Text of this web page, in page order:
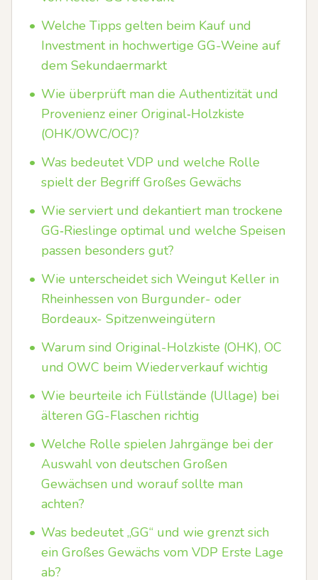
• Welche Tipps gelten beim Kauf und
Investment in hochwertige GG-Weine auf
dem Sekundaermarkt
• Wie überprüft man die Authentizität und
Provenienz einer Original‑Holzkiste
(OHK/OWC/OC)?
• Was bedeutet VDP und welche Rolle
spielt der Begriff Großes Gewächs
• Wie serviert und dekantiert man trockene
GG‑Rieslinge optimal und welche Speisen
passen besonders gut?
• Wie unterscheidet sich Weingut Keller in
Rheinhessen von Burgunder- oder
Bordeaux- Spitzenweingütern
• Warum sind Original-Holzkiste (OHK), OC
und OWC beim Wiederverkauf wichtig
• Wie beurteile ich Füllstände (Ullage) bei
älteren GG-Flaschen richtig
• Welche Rolle spielen Jahrgänge bei der
Auswahl von deutschen Großen
Gewächsen und worauf sollte man
achten?
• Was bedeutet „GG“ und wie grenzt sich
ein Großes Gewächs vom VDP Erste Lage
ab?